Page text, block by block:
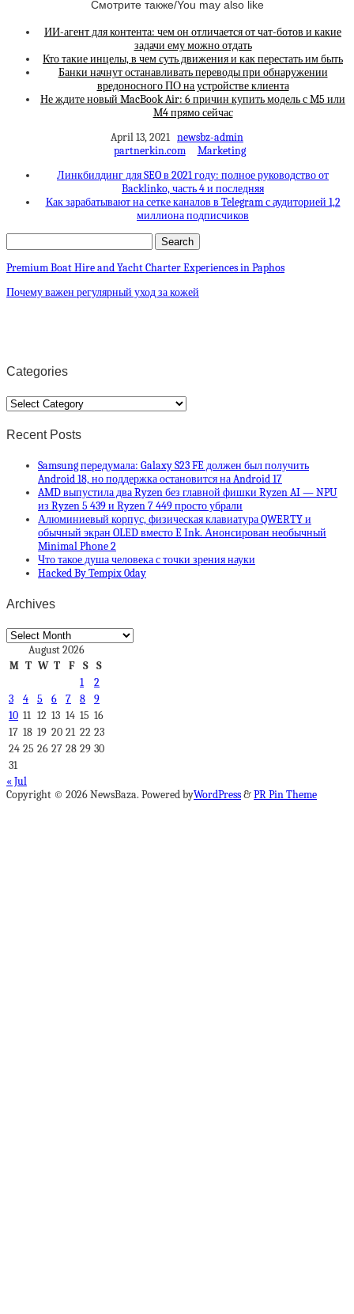
Смотрите также/You may also like
ИИ-агент для контента: чем он отличается от чат-ботов и какие
задачи ему можно отдать
Кто такие инцелы, в чем суть движения и как перестать им быть
Банки начнут останавливать переводы при обнаружении
вредоносного ПО на устройстве клиента
Не ждите новый MacBook Air: 6 причин купить модель с M5 или
M4 прямо сейчас
April 13, 2021 newsbz-admin
partnerkin.com
Marketing
Линкбилдинг для SEO в 2021 году: полное руководство от
Backlinko, часть 4 и последняя
Как зарабатывают на сетке каналов в Telegram с аудиторией 1,2
миллиона подписчиков
Premium Boat Hire and Yacht Charter Experiences in Paphos
Почему важен регулярный уход за кожей
Categories
Categories
Recent Posts
Samsung передумала: Galaxy S23 FE должен был получить
Android 18, но поддержка остановится на Android 17
AMD выпустила два Ryzen без главной фишки Ryzen AI — NPU
из Ryzen 5 439 и Ryzen 7 449 просто убрали
Алюминиевый корпус, физическая клавиатура QWERTY и
обычный экран OLED вместо E Ink. Анонсирован необычный
Minimal Phone 2
Что такое душа человека с точки зрения науки
Hacked By Tempix 0day
Archives
Archives
August 2026
M T W T F S
S
1
2
3
4 5 6 7 8
9
10 11 12 13 14 15 16
17 18 19 20 21 22 23
24 25 26 27 28 29 30
31
« Jul
Copyright © 2026 NewsBaza. Powered byWordPress&PR Pin Theme